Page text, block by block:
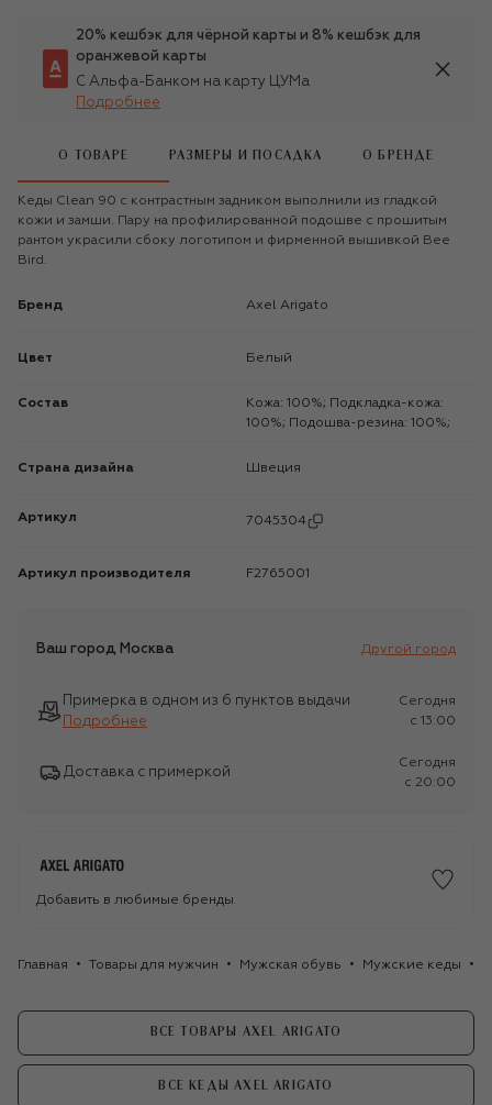
20% кешбэк для чёрной карты и 8% кешбэк для
оранжевой карты
С Альфа-Банком на карту ЦУМа
Подробнее
О ТОВАРЕ РАЗМЕРЫ И ПОСАДКА О БРЕНДЕ
Кеды Clean 90 с контрастным задником выполнили из гладкой
кожи и замши. Пару на профилированной подошве с прошитым
рантом украсили сбоку логотипом и фирменной вышивкой Bee
Bird.
Бренд Axel Arigato
Цвет Белый
Состав
Кожа: 100%; Подкладка-кожа:
100%; Подошва-резина: 100%;
Страна дизайна Швеция
Артикул 7045304
Артикул производителя F2765001
Ваш город Москва Другой город
Примерка в одном из 6 пунктов выдачи
Подробнее
Сегодня
c 13:00
Доставка с примеркой
Сегодня
c 20:00
Добавить в любимые бренды
Главная Товары для мужчин Мужская обувь Мужские кеды
ВСЕ ТОВАРЫ AXEL ARIGATO
ВСЕ КЕДЫ AXEL ARIGATO